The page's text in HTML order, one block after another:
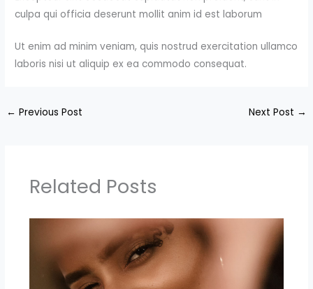
culpa qui officia deserunt mollit anim id est laborum
Ut enim ad minim veniam, quis nostrud exercitation ullamco
laboris nisi ut aliquip ex ea commodo consequat.
← Previous Post Next Post →
Related Posts